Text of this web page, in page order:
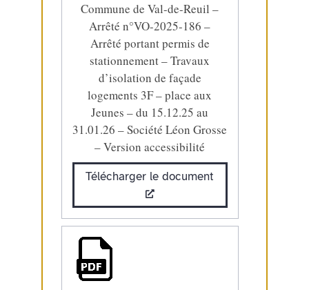
Commune de Val-de-Reuil –
Arrêté n°VO-2025-186 –
Arrêté portant permis de
stationnement – Travaux
d’isolation de façade
logements 3F – place aux
Jeunes – du 15.12.25 au
31.01.26 – Société Léon Grosse
– Version accessibilité
Télécharger le document